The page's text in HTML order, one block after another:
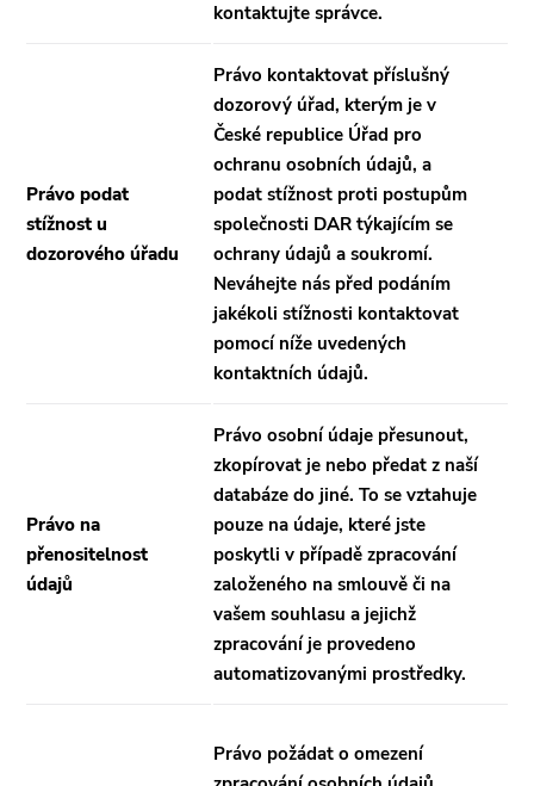
kontaktujte správce.
Právo podat
stížnost u
dozorového úřadu
Právo kontaktovat příslušný
dozorový úřad, kterým je v
České republice Úřad pro
ochranu osobních údajů, a
podat stížnost proti postupům
společnosti DAR týkajícím se
ochrany údajů a soukromí.
Neváhejte nás před podáním
jakékoli stížnosti kontaktovat
pomocí níže uvedených
kontaktních údajů.
Právo na
přenositelnost
údajů
Právo osobní údaje přesunout,
zkopírovat je nebo předat z naší
databáze do jiné. To se vztahuje
pouze na údaje, které jste
poskytli v případě zpracování
založeného na smlouvě či na
vašem souhlasu a jejichž
zpracování je provedeno
automatizovanými prostředky.
Právo požádat o omezení